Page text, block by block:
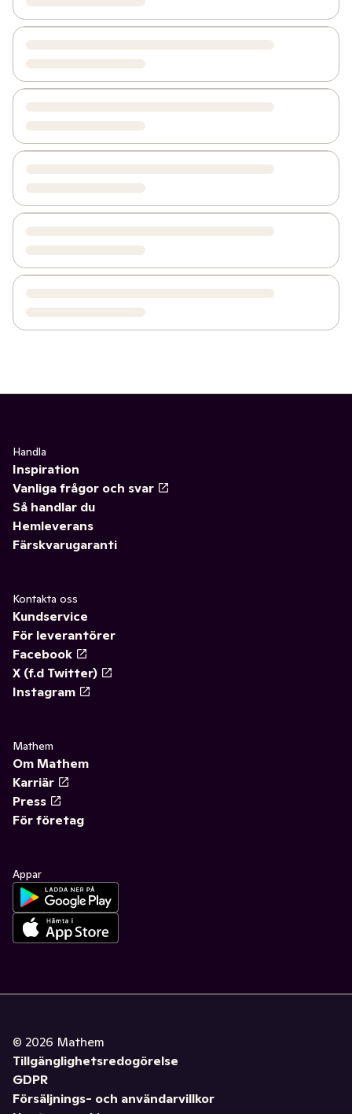
Handla
Inspiration
Vanliga frågor och svar
Så handlar du
Hemleverans
Färskvarugaranti
Kontakta oss
Kundservice
För leverantörer
Facebook
X (f.d Twitter)
Instagram
Mathem
Om Mathem
Karriär
Press
För företag
Appar
© 2026 Mathem
Tillgänglighetsredogörelse
GDPR
Försäljnings- och användarvillkor